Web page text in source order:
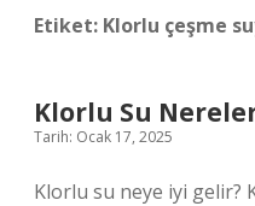
Etiket: Klorlu çeşme
Klorlu Su
Tarih: Ocak 17, 2025
Klorlu su neye iyi gelir?